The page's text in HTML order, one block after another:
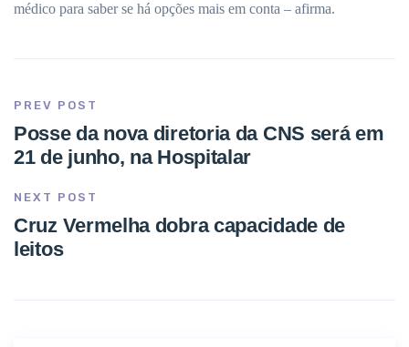
médico para saber se há opções mais em conta – afirma.
PREV POST
Posse da nova diretoria da CNS será em
21 de junho, na Hospitalar
NEXT POST
Cruz Vermelha dobra capacidade de
leitos